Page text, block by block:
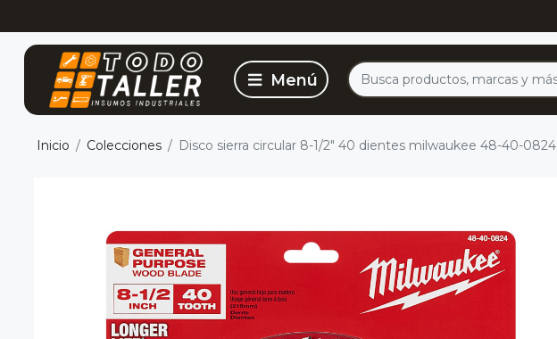
Inicio Colecciones Disco sierra circular 8-1/2" 40 dientes milwaukee 48-40-0824